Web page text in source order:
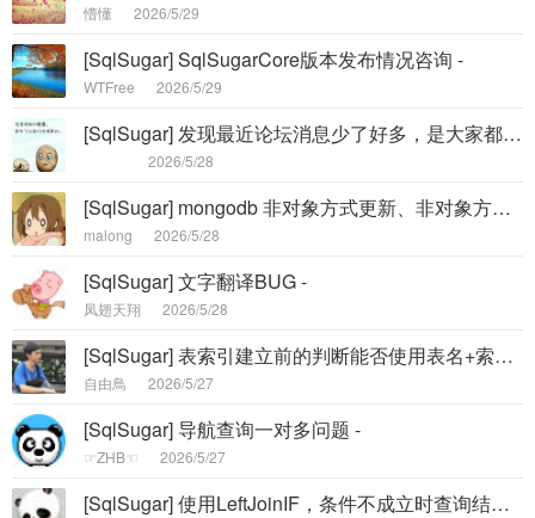
懵懂 2026/5/29
[SqlSugar] SqlSugarCore版本发布情况咨询 -
WTFree 2026/5/29
[SqlSugar] 发现最近论坛消息少了好多，是大家都用ai写代码了吗 -
2026/5/28
[SqlSugar] mongodb 非对象方式更新、非对象方式删除、事务、插入或者更新怎么使用？ -
malong 2026/5/28
[SqlSugar] 文字翻译BUG -
凤翅天翔 2026/5/28
[SqlSugar] 表索引建立前的判断能否使用表名+索引名称判断 -
自由鳥 2026/5/27
[SqlSugar] 导航查询一对多问题 -
☞ZHB☜ 2026/5/27
[SqlSugar] 使用LeftJoinIF，条件不成立时查询结果出错 -